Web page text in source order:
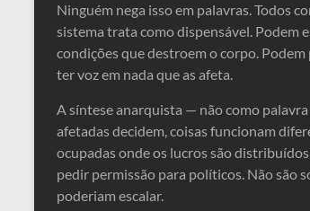
Ninguém nega isso em palavras. Todos
sistema trata como dispensável. Podem
condições que destroem o corpo.
ter voz em nada que as afeta.
A síntese anarquista — não como
afetadas decidem, coisas funcionam
ocupadas onde os lucros são
pedir permissão para políticos. Não são
poderiam escalar.